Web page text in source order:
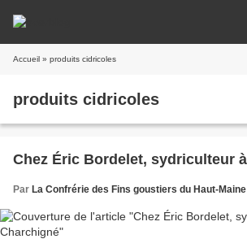
Accueil » produits cidricoles
produits cidricoles
Chez Éric Bordelet, sydriculteur
Par La Confrérie des Fins goustiers du Haut-Maine